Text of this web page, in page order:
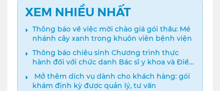
XEM NHIỀU NHẤT
Thông báo về việc mời chào giá gói thầu: Mé
nhánh cây xanh trong khuôn viên bệnh viện
Thông báo chiêu sinh Chương trình thực
hành đối với chức danh Bác sĩ y khoa và Điều
dưỡng năm 2024
️ Mở thêm dịch vụ dành cho khách hàng: gói
khám định kỳ được quản lý, tư vấn